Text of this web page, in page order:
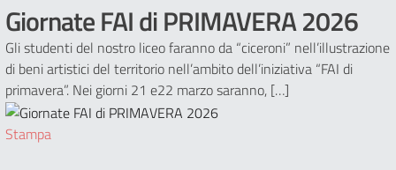
Giornate FAI di PRIMAVERA 2026
Gli studenti del nostro liceo faranno da “ciceroni” nell’illustrazione
di beni artistici del territorio nell’ambito dell’iniziativa “FAI di
primavera”. Nei giorni 21 e22 marzo saranno, […]
Stampa